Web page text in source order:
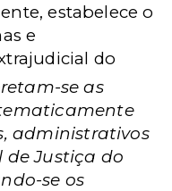
estabelece o
e
do
se as
administrativos
de Justiça do
se os